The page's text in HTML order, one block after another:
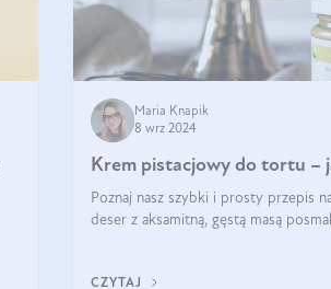
Maria Knapik
8 wrz 2024
Krem pistacjowy do tortu –
Poznaj nasz szybki i prosty przepis
deser z aksamitną, gęstą masą
CZYTAJ